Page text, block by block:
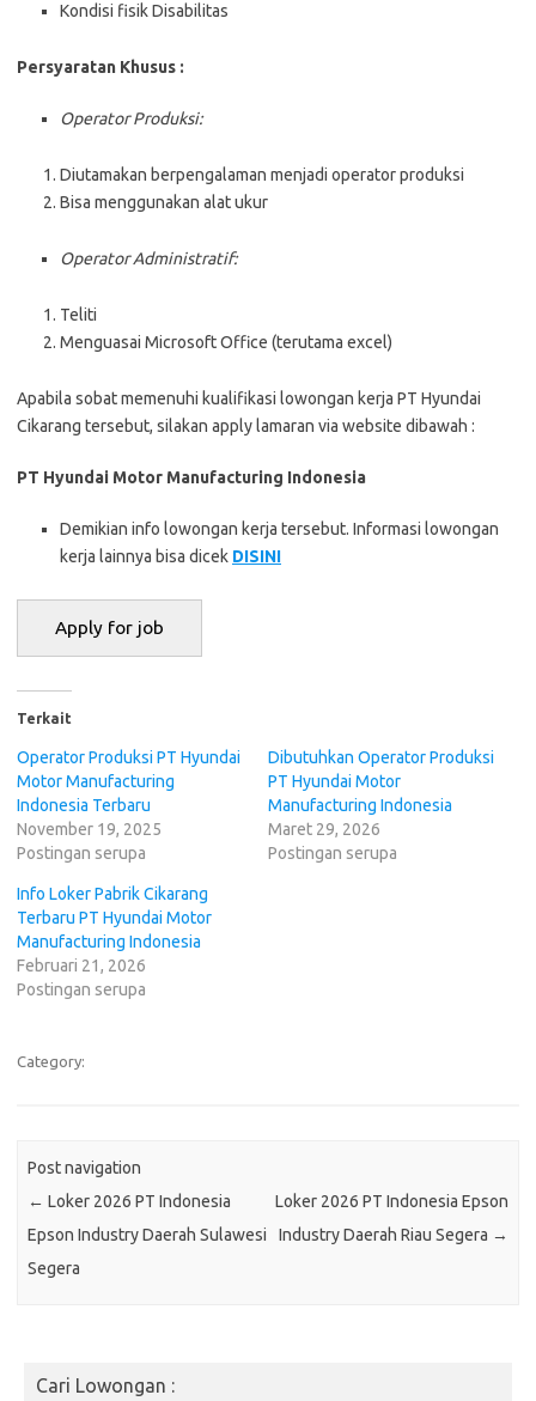
Kondisi fisik Disabilitas
Persyaratan Khusus :
Operator Produksi:
Diutamakan berpengalaman menjadi operator produksi
Bisa menggunakan alat ukur
Operator Administratif:
Teliti
Menguasai Microsoft Office (terutama excel)
Apabila sobat memenuhi kualifikasi lowongan kerja PT Hyundai
Cikarang tersebut, silakan apply lamaran via website dibawah :
PT Hyundai Motor Manufacturing Indonesia
Demikian info lowongan kerja tersebut. Informasi lowongan
kerja lainnya bisa dicek DISINI
Terkait
Operator Produksi PT Hyundai
Motor Manufacturing
Indonesia Terbaru
November 19, 2025
Postingan serupa
Dibutuhkan Operator Produksi
PT Hyundai Motor
Manufacturing Indonesia
Maret 29, 2026
Postingan serupa
Info Loker Pabrik Cikarang
Terbaru PT Hyundai Motor
Manufacturing Indonesia
Februari 21, 2026
Postingan serupa
Category:
Post navigation
← Loker 2026 PT Indonesia
Epson Industry Daerah Sulawesi
Segera
Loker 2026 PT Indonesia Epson
Industry Daerah Riau Segera →
Cari Lowongan :